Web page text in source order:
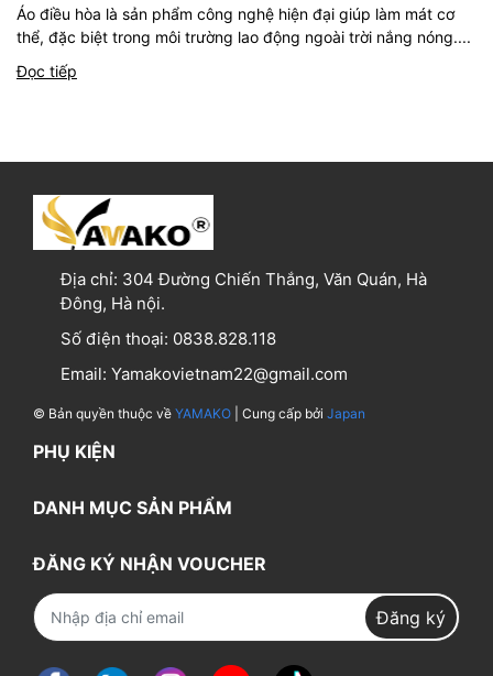
Áo điều hòa là sản phẩm công nghệ hiện đại giúp làm mát cơ
thể, đặc biệt trong môi trường lao động ngoài trời nắng nóng....
Đọc tiếp
Địa chỉ: 304 Đường Chiến Thắng, Văn Quán, Hà
Đông, Hà nội.
Số điện thoại: 0838.828.118
Email: Yamakovietnam22@gmail.com
© Bản quyền thuộc về YAMAKO | Cung cấp bởi Japan
PHỤ KIỆN
DANH MỤC SẢN PHẨM
ĐĂNG KÝ NHẬN VOUCHER
Đăng ký